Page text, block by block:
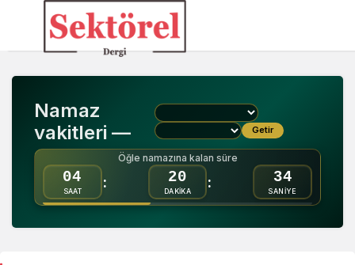
Sungrow
Haberleri
Namaz
vakitleri —
Getir
Öğle namazına kalan süre
04
SAAT
: 20
DAKİKA
: 34
SANİYE